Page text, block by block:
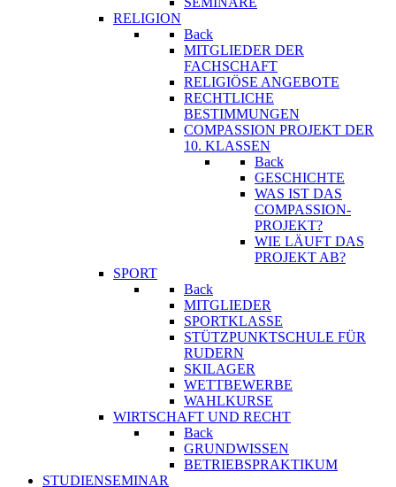
RELIGION
Back
MITGLIEDER DER
FACHSCHAFT
RELIGIÖSE ANGEBOTE
RECHTLICHE
BESTIMMUNGEN
COMPASSION PROJEKT DER
10. KLASSEN
Back
GESCHICHTE
WAS IST DAS
COMPASSION-
PROJEKT?
WIE LÄUFT DAS
PROJEKT AB?
SPORT
Back
MITGLIEDER
SPORTKLASSE
STÜTZPUNKTSCHULE FÜR
RUDERN
SKILAGER
WETTBEWERBE
WAHLKURSE
WIRTSCHAFT UND RECHT
Back
GRUNDWISSEN
BETRIEBSPRAKTIKUM
STUDIENSEMINAR